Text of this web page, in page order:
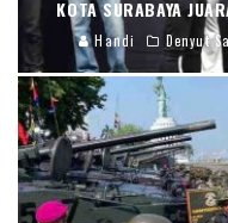
KOTA SURABAYA
Handi Denyut